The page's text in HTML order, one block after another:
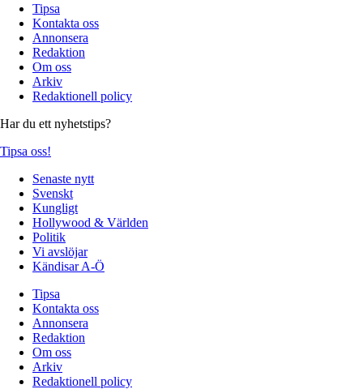
Tipsa
Kontakta oss
Annonsera
Redaktion
Om oss
Arkiv
Redaktionell policy
Har du ett nyhetstips?
Tipsa oss!
Senaste nytt
Svenskt
Kungligt
Hollywood & Världen
Politik
Vi avslöjar
Kändisar A-Ö
Tipsa
Kontakta oss
Annonsera
Redaktion
Om oss
Arkiv
Redaktionell policy